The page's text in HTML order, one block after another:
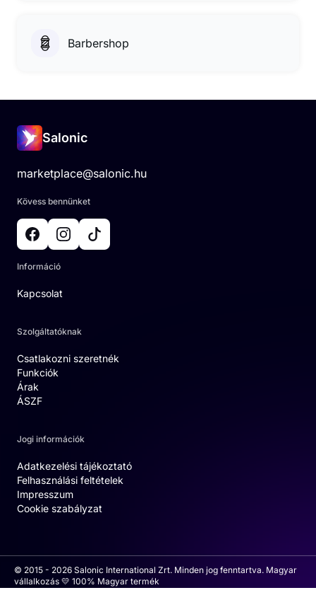
Barbershop
Salonic
marketplace@salonic.hu
Kövess bennünket
Információ
Kapcsolat
Szolgáltatóknak
Csatlakozni szeretnék
Funkciók
Árak
ÁSZF
Jogi információk
Adatkezelési tájékoztató
Felhasználási feltételek
Impresszum
Cookie szabályzat
© 2015 - 2026 Salonic International Zrt. Minden jog fenntartva. Magyar
vállalkozás 💛 100% Magyar termék